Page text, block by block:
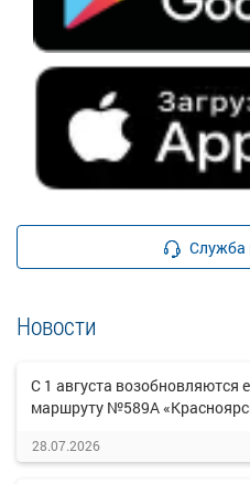
Служба
Новости
С 1 августа
маршруту №589А
28.07.2026